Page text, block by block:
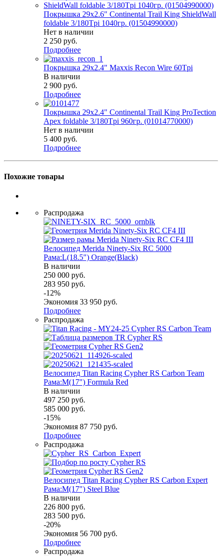
Покрышка 29x2.6" Continental Trail King ShieldWall
foldable 3/180Tpi 1040гр. (01504990000)
Нет в наличии
2 250 руб.
Подробнее
Покрышка 29x2.4" Maxxis Recon Wire 60Tpi
В наличии
2 900 руб.
Подробнее
Покрышка 29x2.4" Continental Trail King ProTection
Apex foldable 3/180Tpi 960гр. (01014770000)
Нет в наличии
5 400 руб.
Подробнее
Похожие товары
Распродажа
Велосипед Merida Ninety-Six RC 5000
Рама:L(18.5") Orange(Black)
В наличии
250 000 руб.
283 950 руб.
-12%
Экономия 33 950 руб.
Подробнее
Распродажа
Велосипед Titan Racing Cypher RS Carbon Team
Рама:M(17") Formula Red
В наличии
497 250 руб.
585 000 руб.
-15%
Экономия 87 750 руб.
Подробнее
Распродажа
Велосипед Titan Racing Cypher RS Carbon Expert
Рама:M(17") Steel Blue
В наличии
226 800 руб.
283 500 руб.
-20%
Экономия 56 700 руб.
Подробнее
Распродажа